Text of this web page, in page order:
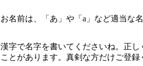
お名前は、「あ」や「a」など適当な
漢字で名字を書いてくださいね。正
ことがあります。真剣な方だけご登録